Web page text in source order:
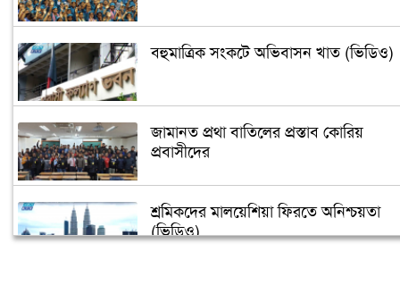
বহুমাত্রিক সংকটে অভিবাসন খাত (ভিডিও)
জামানত প্রথা বাতিলের প্রস্তাব কোরিয়
প্রবাসীদের
শ্রমিকদের মালয়েশিয়া ফিরতে অনিশ্চয়তা
(ভিডিও)